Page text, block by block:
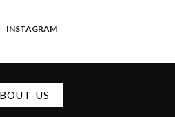
INSTAGRAM
US